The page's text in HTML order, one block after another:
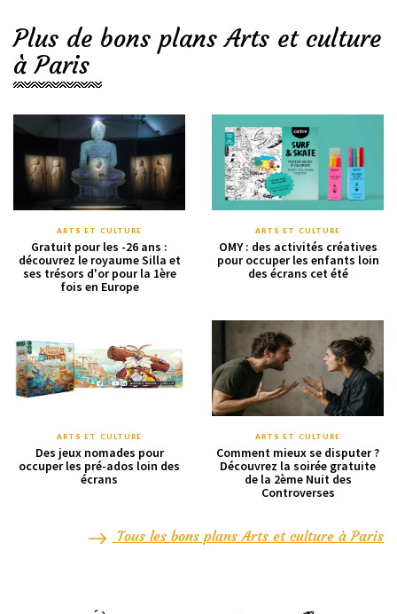
Plus de bons plans Arts et culture
à Paris
ARTS ET CULTURE
Gratuit pour les -26 ans :
découvrez le royaume Silla et
ses trésors d'or pour la 1ère
fois en Europe
ARTS ET CULTURE
OMY : des activités créatives
pour occuper les enfants loin
des écrans cet été
ARTS ET CULTURE
Des jeux nomades pour
occuper les pré-ados loin des
écrans
ARTS ET CULTURE
Comment mieux se disputer ?
Découvrez la soirée gratuite
de la 2ème Nuit des
Controverses
Tous les bons plans Arts et culture à Paris